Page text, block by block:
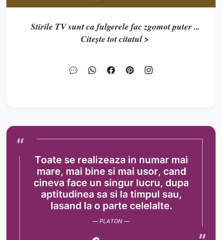
Stirile TV sunt ca fulgerele fac zgomot puter ...
Citește tot citatul >